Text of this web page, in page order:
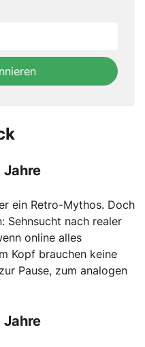
ein Retro-Mythos. Doch
Sehnsucht nach realer
online alles
Kopf brauchen keine
Pause, zum analogen